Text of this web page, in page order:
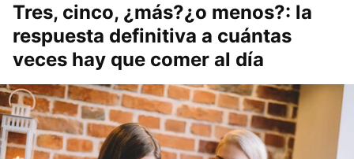
Tres, cinco, ¿más?¿o menos?: la
respuesta definitiva a cuántas
veces hay que comer al día